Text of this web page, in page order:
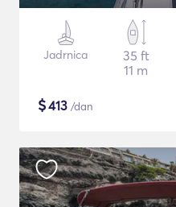
Jadrnica
35 ft
11 m
$413 /dan